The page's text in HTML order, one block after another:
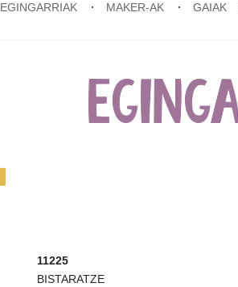
EGINGARRIAK MAKER-AK GAIAK
11225
BISTARATZE